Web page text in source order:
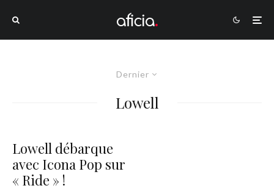
Dernier
Lowell
Lowell débarque
avec Icona Pop sur
« Ride » !